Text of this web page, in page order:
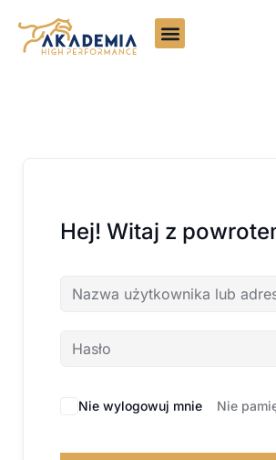
treści
Hej! Witaj z
Nie wylogowuj mnie Nie